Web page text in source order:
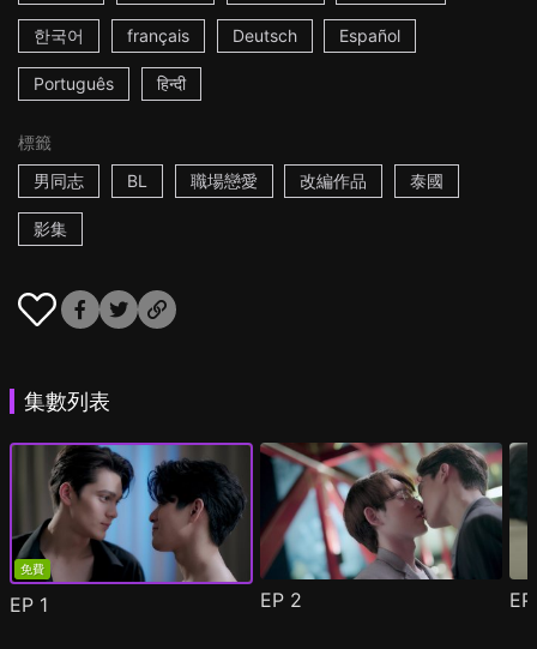
한국어 français Deutsch Español
Português हिन्दी
標籤
男同志
BL 職場戀愛 改編作品 泰國
影集
集數列表
免費
EP 1 EP 2